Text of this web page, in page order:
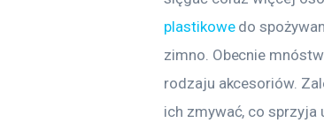
plastikowe do
zimno. Obecnie
rodzaju akcesoriów.
ich zmywać, co sprzyja